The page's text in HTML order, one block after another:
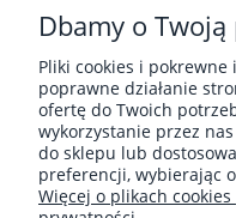
Cena
Dbamy o
Pliki cookies i
poprawne działanie
ofertę do Twoich
wykorzystanie przez
do sklepu lub
preferencji, wybierając
Więcej o plikach